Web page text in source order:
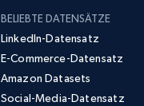
BELIEBTE DATENSÄTZE
LinkedIn-Datensatz
E-Commerce-Datensatz
Amazon Datasets
Social-Media-Datensatz